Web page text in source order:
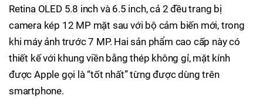
Retina OLED 5.8 inch và 6.5 inch, cả 2 đều trang bị
camera kép 12 MP mặt sau với bộ cảm biến mới, trong
khi máy ảnh trước 7 MP. Hai sản phẩm cao cấp này có
thiết kế với khung viền bằng thép không gỉ, mặt kính
được Apple gọi là “tốt nhất” từng được dùng trên
smartphone.